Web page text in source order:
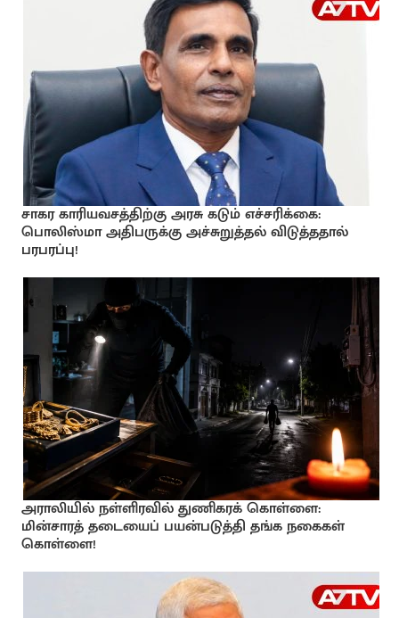
சாகர காரியவசத்திற்கு அரசு கடும் எச்சரிக்கை:
பொலிஸ்மா அதிபருக்கு அச்சுறுத்தல் விடுத்ததால்
பரபரப்பு!
அராலியில் நள்ளிரவில் துணிகரக் கொள்ளை:
மின்சாரத் தடையைப் பயன்படுத்தி தங்க நகைகள்
கொள்ளை!